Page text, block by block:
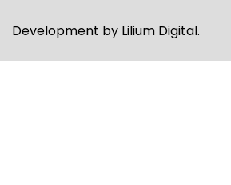
Development by Lilium Digital.